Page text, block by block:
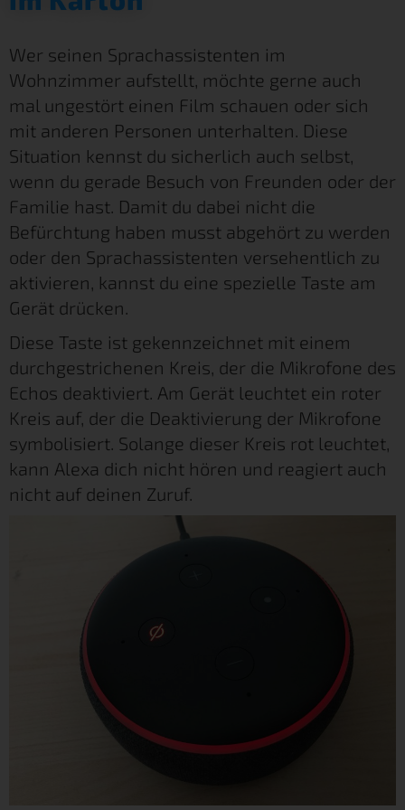
Wer seinen Sprachassistenten im
Wohnzimmer aufstellt, möchte gerne auch
mal ungestört einen Film schauen oder sich
mit anderen Personen unterhalten. Diese
Situation kennst du sicherlich auch selbst,
wenn du gerade Besuch von Freunden oder der
Familie hast. Damit du dabei nicht die
Befürchtung haben musst abgehört zu werden
oder den Sprachassistenten versehentlich zu
aktivieren, kannst du eine spezielle Taste am
Gerät drücken.
Diese Taste ist gekennzeichnet mit einem
durchgestrichenen Kreis, der die Mikrofone des
Echos deaktiviert. Am Gerät leuchtet ein roter
Kreis auf, der die Deaktivierung der Mikrofone
symbolisiert. Solange dieser Kreis rot leuchtet,
kann Alexa dich nicht hören und reagiert auch
nicht auf deinen Zuruf.